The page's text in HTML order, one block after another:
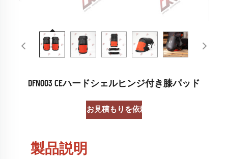
DFN003 CEハードシェルヒンジ付き膝パッド
お見積もりを依頼する
製品説明